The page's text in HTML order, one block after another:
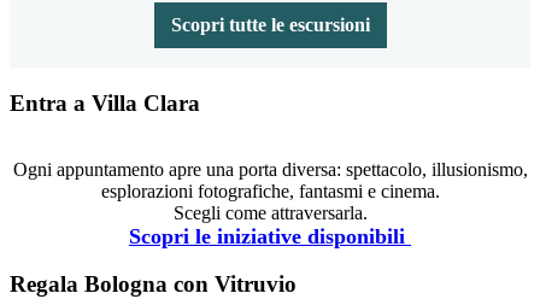
Scopri tutte le escursioni
Entra a Villa Clara
Ogni appuntamento apre una porta diversa: spettacolo, illusionismo,
esplorazioni fotografiche, fantasmi e cinema.
Scegli come attraversarla.
Scopri le iniziative disponibili
Regala Bologna con Vitruvio